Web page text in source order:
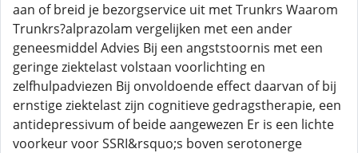
aan of breid je bezorgservice uit met Trunkrs Waarom
Trunkrs?alprazolam vergelijken met een ander
geneesmiddel Advies Bij een angststoornis met een
geringe ziektelast volstaan voorlichting en
zelfhulpadviezen Bij onvoldoende effect daarvan of bij
ernstige ziektelast zijn cognitieve gedragstherapie, een
antidepressivum of beide aangewezen Er is een lichte
voorkeur voor SSRI&rsquo;s boven serotonerge